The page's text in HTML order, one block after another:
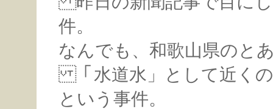
件。
なんでも、和歌山県のと
「水道水」として近くの
という事件。